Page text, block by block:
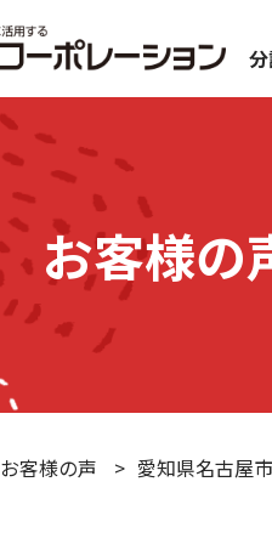
お客様の
お客様の声 愛知県名古屋